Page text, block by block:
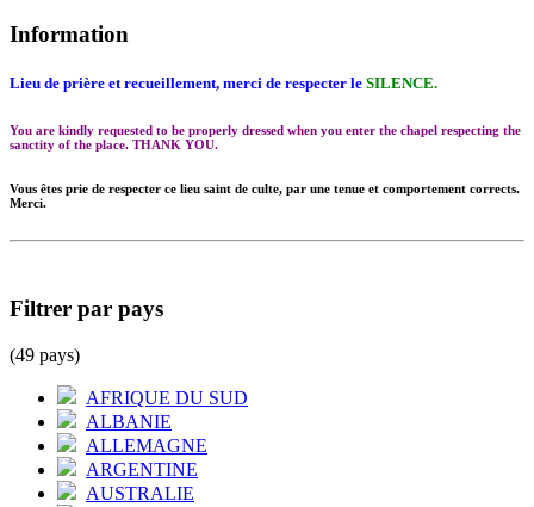
Information
Lieu de prière et recueillement, merci de respecter le SILENCE.
You are kindly requested to be properly dressed when you enter the chapel respecting the
sanctity of the place. THANK YOU.
Vous êtes prie de respecter ce lieu saint de culte, par une tenue et comportement corrects.
Merci.
Filtrer par pays
(49 pays)
AFRIQUE DU SUD
ALBANIE
ALLEMAGNE
ARGENTINE
AUSTRALIE